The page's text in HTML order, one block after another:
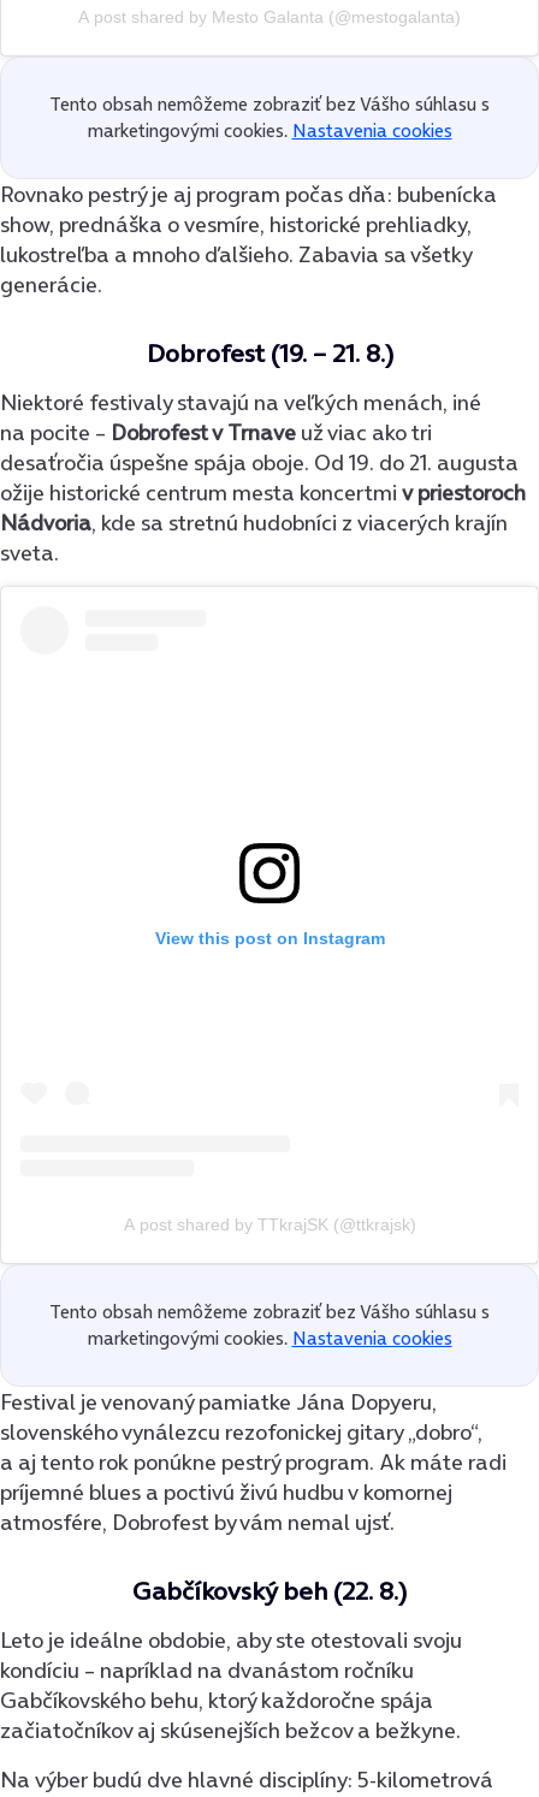
A post shared by Mesto Galanta (@mestogalanta)
Tento obsah nemôžeme zobraziť bez Vášho súhlasu s
marketingovými cookies. Nastavenia cookies
Rovnako pestrý je aj program počas dňa: bubenícka
show, prednáška o vesmíre, historické prehliadky,
lukostreľba a mnoho ďalšieho. Zabavia sa všetky
generácie.
Dobrofest (19. – 21. 8.)
Niektoré festivaly stavajú na veľkých menách, iné
na pocite – Dobrofest v Trnave už viac ako tri
desaťročia úspešne spája oboje. Od 19. do 21. augusta
ožije historické centrum mesta koncertmi v priestoroch
Nádvoria, kde sa stretnú hudobníci z viacerých krajín
sveta.
View this post on Instagram
A post shared by TTkrajSK (@ttkrajsk)
Tento obsah nemôžeme zobraziť bez Vášho súhlasu s
marketingovými cookies. Nastavenia cookies
Festival je venovaný pamiatke Jána Dopyeru,
slovenského vynálezcu rezofonickej gitary „dobro“,
a aj tento rok ponúkne pestrý program. Ak máte radi
príjemné blues a poctivú živú hudbu v komornej
atmosfére, Dobrofest by vám nemal ujsť.
Gabčíkovský beh (22. 8.)
Leto je ideálne obdobie, aby ste otestovali svoju
kondíciu – napríklad na dvanástom ročníku
Gabčíkovského behu, ktorý každoročne spája
začiatočníkov aj skúsenejších bežcov a bežkyne.
Na výber budú dve hlavné disciplíny: 5-kilometrová